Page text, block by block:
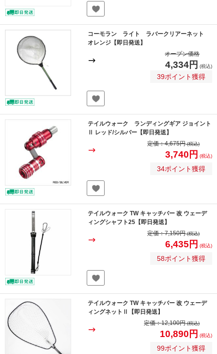
コーモラン ライト ラバークリアーネット
オレンジ【即日発送】
オープン価格
4,334円 (税込)
39ポイント獲得
テイルウォーク ランディングギア ジョイント
Ⅱ レッド/シルバー【即日発送】
定価：4,675円(税込)
3,740円 (税込)
34ポイント獲得
テイルウォーク TW キャッチバー 改 ウェーデ
ィングシャフト25【即日発送】
定価：7,150円(税込)
6,435円 (税込)
58ポイント獲得
テイルウォーク TW キャッチバー 改 ウェーデ
ィングネットⅡ【即日発送】
定価：12,100円(税込)
10,890円 (税込)
99ポイント獲得